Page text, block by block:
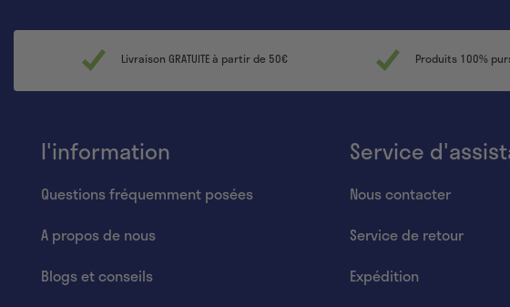
Livraison GRATUITE à partir de 50€ Produits 100%
l'information
Questions fréquemment posées
A propos de nous
Blogs et conseils
Service
Nous contacter
Service de retour
Expédition